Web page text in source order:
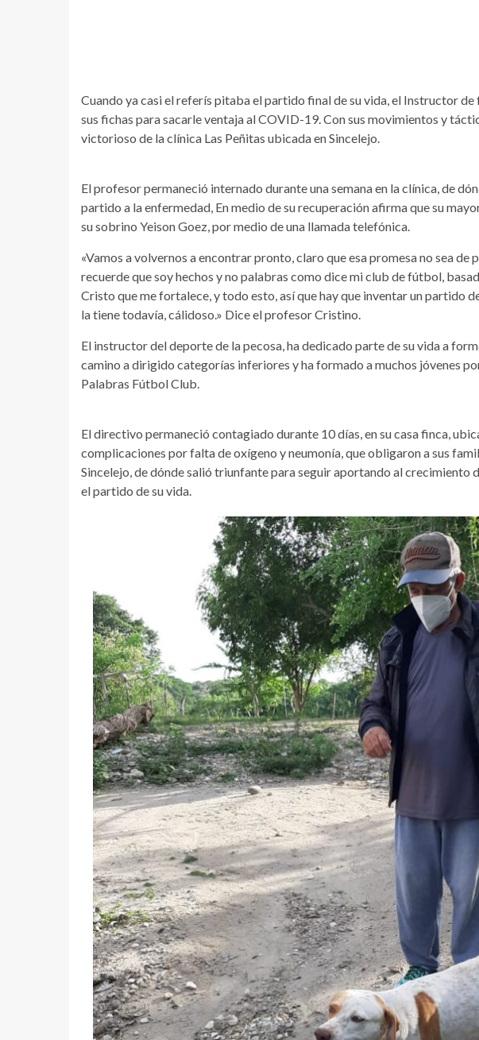
Cuando ya casi el referís pitaba el partido final de su vida, el Instructor
sus fichas para sacarle ventaja al COVID-19. Con sus movimientos y
victorioso de la clínica Las Peñitas ubicada en Sincelejo.
El profesor permaneció internado durante una semana en la clínica, de
partido a la enfermedad, En medio de su recuperación afirma que su
su sobrino Yeison Goez, por medio de una llamada telefónica.
«Vamos a volvernos a encontrar pronto, claro que esa promesa no sea de
recuerde que soy hechos y no palabras como dice mi club de fútbol,
Cristo que me fortalece, y todo esto, así que hay que inventar un partido
la tiene todavía, cálidoso.» Dice el profesor Cristino.
El instructor del deporte de la pecosa, ha dedicado parte de su vida a
camino a dirigido categorías inferiores y ha formado a muchos jóvenes
Palabras Fútbol Club.
El directivo permaneció contagiado durante 10 días, en su casa finca,
complicaciones por falta de oxígeno y neumonía, que obligaron a sus
Sincelejo, de dónde salió triunfante para seguir aportando al crecimiento
el partido de su vida.